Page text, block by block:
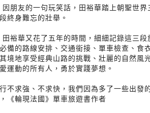
朋友的一句玩笑話，田裕華踏上朝聖世
終身難忘的壯舉。
裕華又花了五年的時間，細細記錄這三
備的路線安排、交通銜接、單車檢查、食
境地享受經典山路的挑戰、壯麗的自然
運動的所有人，勇於實踐夢想。
行不求強、不求快，我們因為多了一些出
輪現法國》單車旅遊書作者